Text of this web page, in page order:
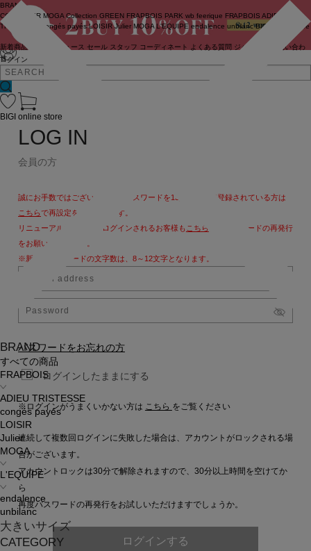
ログイン
BRAND
COUTURIER MOGA Collection GREEN FRAPBOIS PARK wb feerique FRAPBOIS ADIEU
TRISTESSE
congés payés LOISIR Julier MOGA L'EQUIPE endalence unbilanc BIGI online store
新着商品 ニュース セール スタッフ コーディネート よくある質問 ジャーナル
お問い合わ
せ
BRAND
すべての商品
FRAPBOIS
ADIEU TRISTESSE
congés payés
LOISIR
Julier
MOGA
L'EQUIPE
endalence
unbilanc
大きいサイズ
CATEGORY
BIGI online store
LOG IN
会員の方
誠にお手数ではございますが、パスワードを13文字以上で登録されている方は
こちらで再設定をお願いします。
リニューアル後、初めてログインされるお客様も こちら
よりパスワードの再発行
をお願いいたします。
※新しいパスワードの文字数は、8～12文字となります。
パスワードをお忘れの方
ログインしたままにする
※ログインがうまくいかない方は こちら をご覧ください
連続して複数回ログインに失敗した場合は、アカウントがロックされる場
合がございます。
アカウントロックは30分で解除されますので、30分以上時間を空けてか
ら
再度パスワードの再発行をお試しいただけますでしょうか。
ログインする